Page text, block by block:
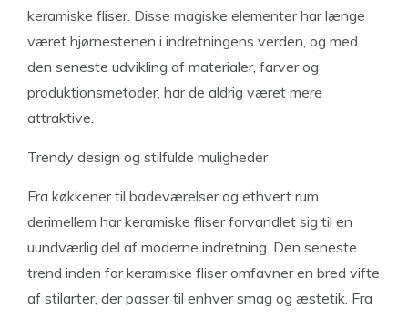
keramiske fliser. Disse magiske elementer har længe
været hjørnestenen i indretningens verden, og med
den seneste udvikling af materialer, farver og
produktionsmetoder, har de aldrig været mere
attraktive.
Trendy design og stilfulde muligheder
Fra køkkener til badeværelser og ethvert rum
derimellem har keramiske fliser forvandlet sig til en
uundværlig del af moderne indretning. Den seneste
trend inden for keramiske fliser omfavner en bred vifte
af stilarter, der passer til enhver smag og æstetik. Fra